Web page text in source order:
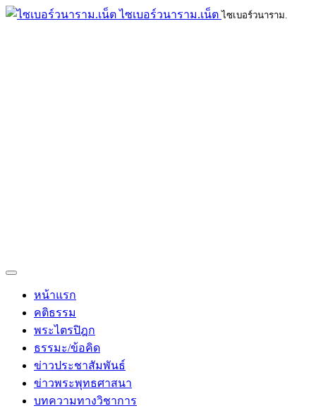
ไซเบอร์วนาราม.เน็ต ไซเบอร์วนาราม.
หน้าแรก
คติธรรม
พระไตรปิฎก
ธรรมะ/ข้อคิด
ข่าวประชาสัมพันธ์
ข่าวพระพุทธศาสนา
บทความทางวิชาการ